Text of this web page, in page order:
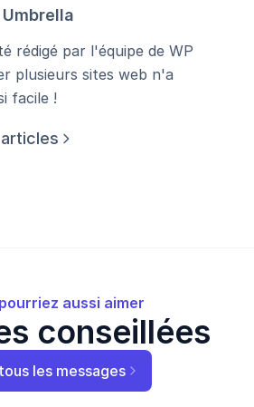
rédigé par l'équipe de WP
plusieurs sites web n'a
facile !
aussi aimer
conseillées
les messages